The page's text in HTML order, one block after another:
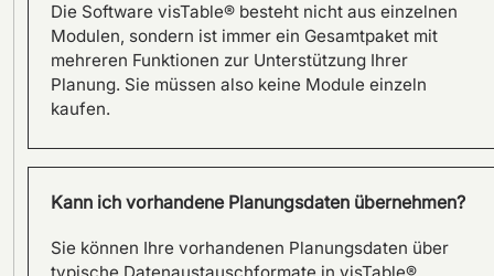
Standortentwicklung –
Neuausrichtung der
Die Software visTable® besteht nicht aus einzelnen
Modulen, sondern ist immer ein Gesamtpaket mit
mehreren Funktionen zur Unterstützung Ihrer
Planung. Sie müssen also keine Module einzeln
kaufen.
Kann ich vorhandene Planungsdaten übernehmen?
Sie können Ihre vorhandenen Planungsdaten über